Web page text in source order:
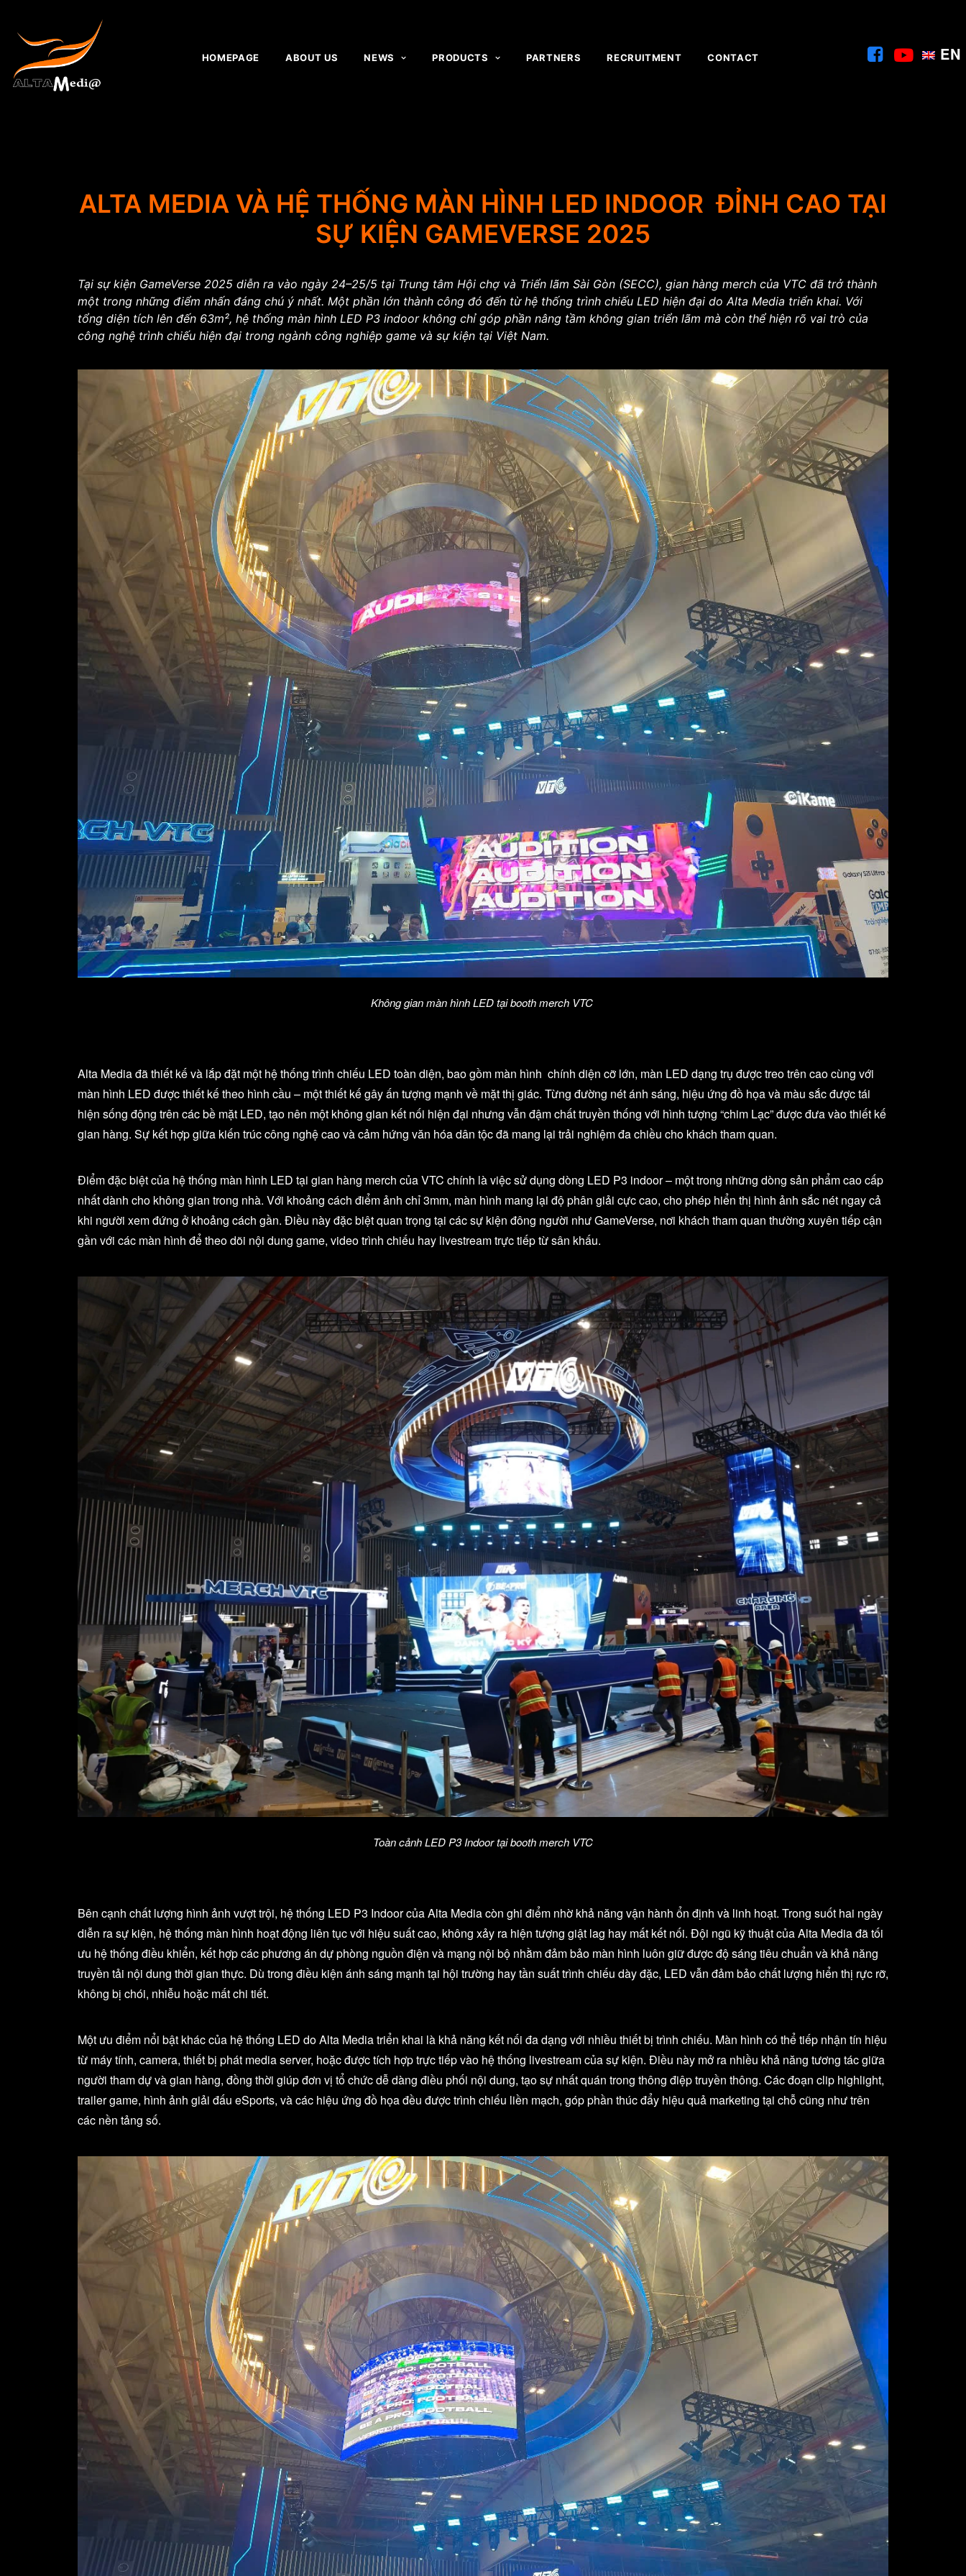
HOMEPAGE ABOUT US NEWS PRODUCTS PARTNERS RECRUITMENT CONTACT EN
ALTA MEDIA VÀ HỆ THỐNG MÀN HÌNH LED INDOOR ĐỈNH CAO TẠI
SỰ KIỆN GAMEVERSE 2025
Tại sự kiện GameVerse 2025 diễn ra vào ngày 24–25/5 tại Trung tâm Hội chợ và Triển lãm Sài Gòn (SECC), gian hàng merch của VTC đã trở thành
một trong những điểm nhấn đáng chú ý nhất. Một phần lớn thành công đó đến từ hệ thống trình chiếu LED hiện đại do Alta Media triển khai. Với
tổng diện tích lên đến 63m², hệ thống màn hình LED P3 indoor không chỉ góp phần nâng tầm không gian triển lãm mà còn thể hiện rõ vai trò của
công nghệ trình chiếu hiện đại trong ngành công nghiệp game và sự kiện tại Việt Nam.
Không gian màn hình LED tại booth merch VTC
Alta Media đã thiết kế và lắp đặt một hệ thống trình chiếu LED toàn diện, bao gồm màn hình chính diện cỡ lớn, màn LED dạng trụ được treo trên cao cùng với
màn hình LED được thiết kế theo hình cầu – một thiết kế gây ấn tượng mạnh về mặt thị giác. Từng đường nét ánh sáng, hiệu ứng đồ họa và màu sắc được tái
hiện sống động trên các bề mặt LED, tạo nên một không gian kết nối hiện đại nhưng vẫn đậm chất truyền thống với hình tượng “chim Lạc” được đưa vào thiết kế
gian hàng. Sự kết hợp giữa kiến trúc công nghệ cao và cảm hứng văn hóa dân tộc đã mang lại trải nghiệm đa chiều cho khách tham quan.
Điểm đặc biệt của hệ thống màn hình LED tại gian hàng merch của VTC chính là việc sử dụng dòng LED P3 indoor – một trong những dòng sản phẩm cao cấp
nhất dành cho không gian trong nhà. Với khoảng cách điểm ảnh chỉ 3mm, màn hình mang lại độ phân giải cực cao, cho phép hiển thị hình ảnh sắc nét ngay cả
khi người xem đứng ở khoảng cách gần. Điều này đặc biệt quan trọng tại các sự kiện đông người như GameVerse, nơi khách tham quan thường xuyên tiếp cận
gần với các màn hình để theo dõi nội dung game, video trình chiếu hay livestream trực tiếp từ sân khấu.
Toàn cảnh LED P3 Indoor tại booth merch VTC
Bên cạnh chất lượng hình ảnh vượt trội, hệ thống LED P3 Indoor của Alta Media còn ghi điểm nhờ khả năng vận hành ổn định và linh hoạt. Trong suốt hai ngày
diễn ra sự kiện, hệ thống màn hình hoạt động liên tục với hiệu suất cao, không xảy ra hiện tượng giật lag hay mất kết nối. Đội ngũ kỹ thuật của Alta Media đã tối
ưu hệ thống điều khiển, kết hợp các phương án dự phòng nguồn điện và mạng nội bộ nhằm đảm bảo màn hình luôn giữ được độ sáng tiêu chuẩn và khả năng
truyền tải nội dung thời gian thực. Dù trong điều kiện ánh sáng mạnh tại hội trường hay tần suất trình chiếu dày đặc, LED vẫn đảm bảo chất lượng hiển thị rực rỡ,
không bị chói, nhiễu hoặc mất chi tiết.
Một ưu điểm nổi bật khác của hệ thống LED do Alta Media triển khai là khả năng kết nối đa dạng với nhiều thiết bị trình chiếu. Màn hình có thể tiếp nhận tín hiệu
từ máy tính, camera, thiết bị phát media server, hoặc được tích hợp trực tiếp vào hệ thống livestream của sự kiện. Điều này mở ra nhiều khả năng tương tác giữa
người tham dự và gian hàng, đồng thời giúp đơn vị tổ chức dễ dàng điều phối nội dung, tạo sự nhất quán trong thông điệp truyền thông. Các đoạn clip highlight,
trailer game, hình ảnh giải đấu eSports, và các hiệu ứng đồ họa đều được trình chiếu liền mạch, góp phần thúc đẩy hiệu quả marketing tại chỗ cũng như trên
các nền tảng số.